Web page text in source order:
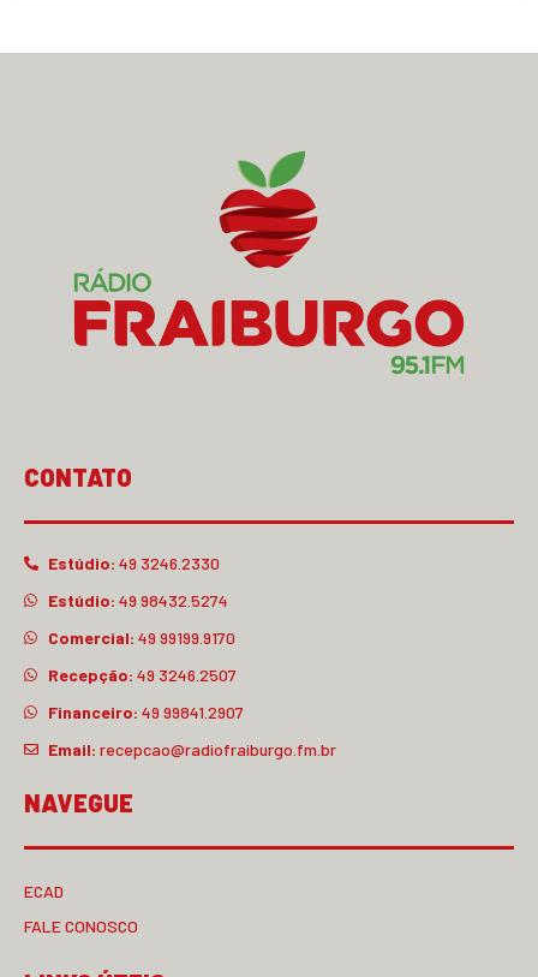
CONTATO
Estúdio: 49 3246.2330
Estúdio: 49 98432.5274
Comercial: 49 99199.9170
Recepção: 49 3246.2507
Financeiro: 49 99841.2907
Email: recepcao@radiofraiburgo.fm.br
NAVEGUE
ECAD
FALE CONOSCO